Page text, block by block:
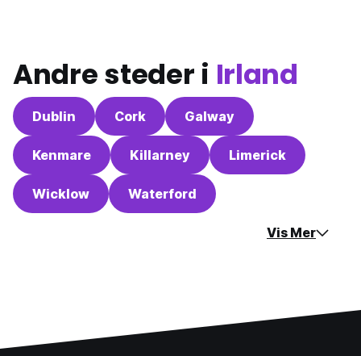
Andre steder i Irland
Dublin Cork Galway
Kenmare Killarney Limerick
Wicklow Waterford
Vis Mer